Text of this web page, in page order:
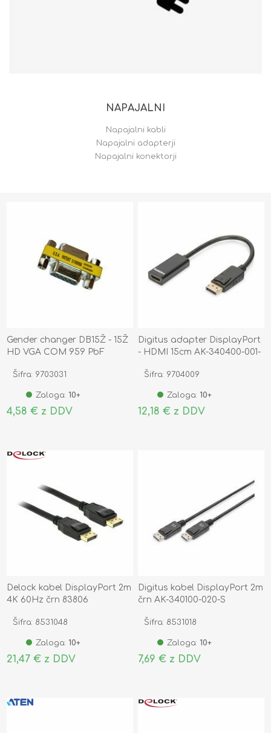
NAPAJALNI
Napajalni kabli
Napajalni adapterji
Napajalni konektorji
Gender changer DB15Ž - 15Ž
HD VGA COM 959 PbF
Šifra: 9703031
Zaloga: 10+
4,58 € z DDV
Digitus adapter DisplayPort
- HDMI 15cm AK-340400-001-
Šifra: 9704009
Zaloga: 10+
12,18 € z DDV
Delock kabel DisplayPort 2m
4K 60Hz črn 83806
Šifra: 8531048
Zaloga: 10+
21,47 € z DDV
Digitus kabel DisplayPort 2m
črn AK-340100-020-S
Šifra: 8531018
Zaloga: 10+
7,69 € z DDV